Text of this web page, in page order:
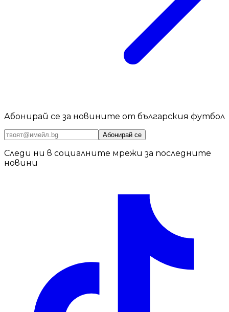
Абонирай се за новините от българския футбол
Абонирай се
Следи ни в социалните мрежи за последните
новини